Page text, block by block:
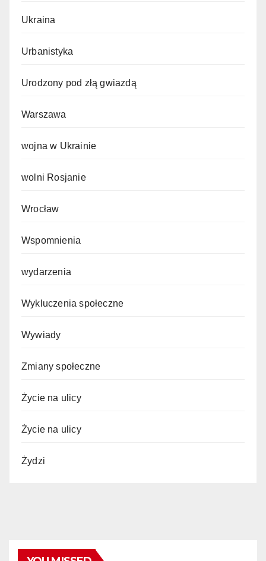
Ukraina
Urbanistyka
Urodzony pod złą gwiazdą
Warszawa
wojna w Ukrainie
wolni Rosjanie
Wrocław
Wspomnienia
wydarzenia
Wykluczenia społeczne
Wywiady
Zmiany społeczne
Życie na ulicy
Życie na ulicy
Żydzi